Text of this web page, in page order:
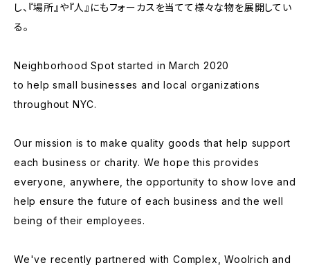
し、『場所』や『人』にもフォーカスを当てて様々な物を展開してい
る。
Neighborhood Spot started in March 2020
to help small businesses and local organizations
throughout NYC.
Our mission is to make quality goods that help support
each business or charity. We hope this provides
everyone, anywhere, the opportunity to show love and
help ensure the future of each business and the well
being of their employees.
We've recently partnered with Complex, Woolrich and